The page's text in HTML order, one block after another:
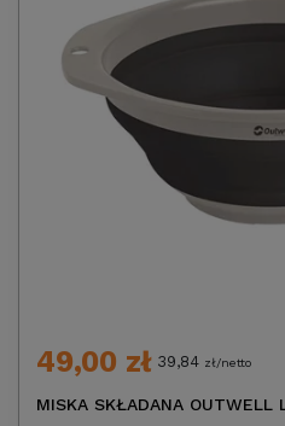
49,00 zł 39,84 zł/netto
MISKA SKŁADANA OUTWELL